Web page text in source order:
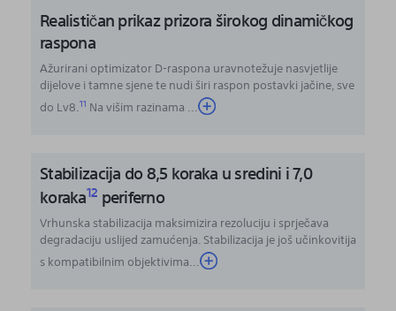
Realističan prikaz prizora širokog dinamičkog
raspona
Ažurirani optimizator D-raspona uravnotežuje nasvjetlije
dijelove i tamne sjene te nudi širi raspon postavki jačine, sve
do Lv8.11 Na višim razinama...
Stabilizacija do 8,5 koraka u sredini i 7,0
koraka12 periferno
Vrhunska stabilizacija maksimizira rezoluciju i sprječava
degradaciju uslijed zamućenja. Stabilizacija je još učinkovitija
s kompatibilnim objektivima...